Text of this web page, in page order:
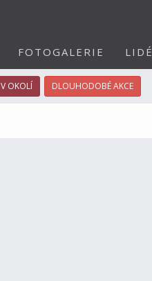
FOTOGALERIE LIDÉ
V OKOLÍ DLOUHODOBÉ AKCE